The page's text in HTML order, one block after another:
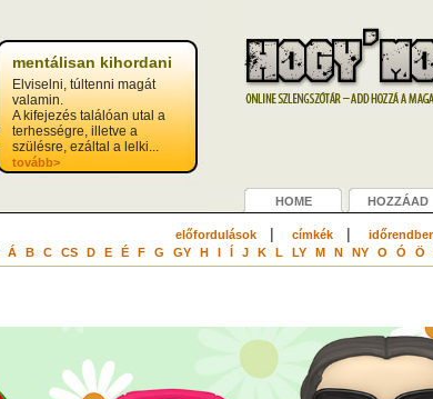
mentálisan kihordani
Elviselni, túltenni magát
valamin.
A kifejezés találóan utal a
terhességre, illetve a
szülésre, ezáltal a lelki...
tovább>
HOME HOZZÁAD
előfordulások| címkék|
Á B C CS D E É F G GY H I Í J K L LY M N NY O Ó Ö